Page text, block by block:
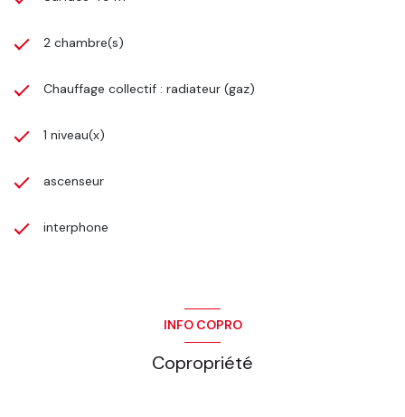
2 chambre(s)
Chauffage collectif : radiateur (gaz)
1 niveau(x)
ascenseur
interphone
INFO COPRO
Copropriété